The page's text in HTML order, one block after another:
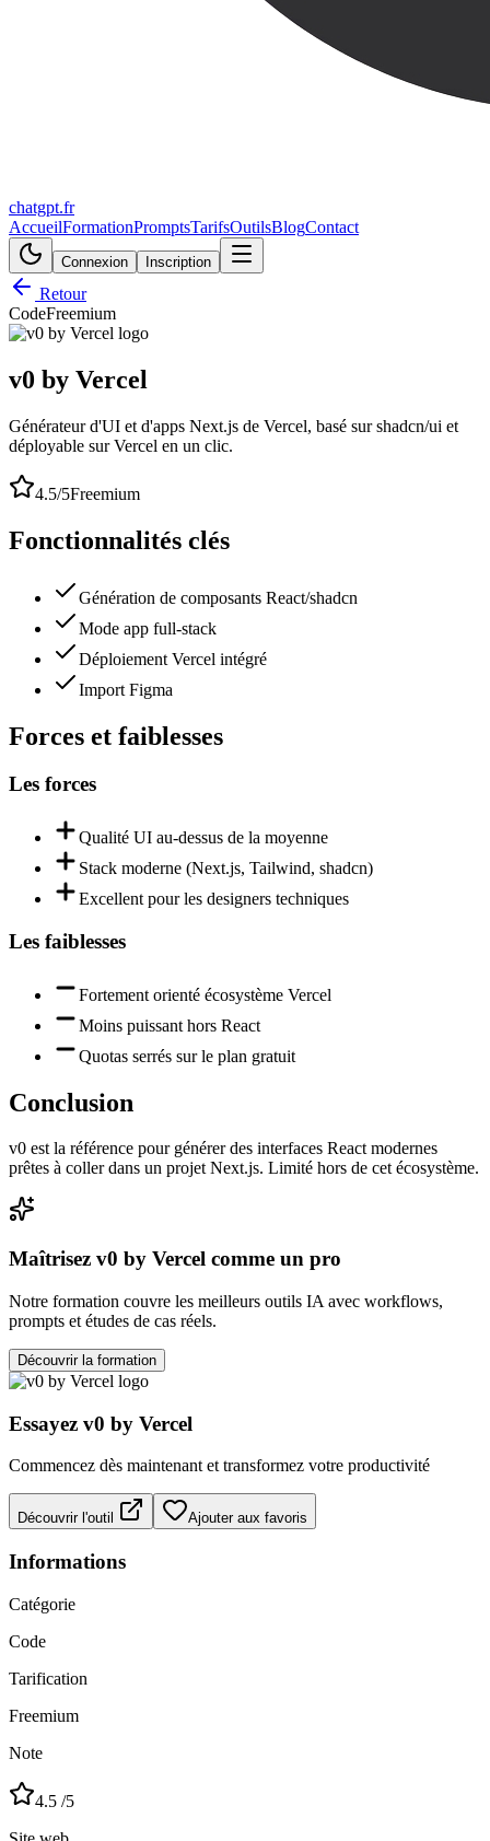
chatgpt.fr
AccueilFormationPromptsTarifsOutilsBlogContact
Connexion Inscription
Retour
CodeFreemium
v0 by Vercel
Générateur d'UI et d'apps Next.js de Vercel, basé sur shadcn/ui et
déployable sur Vercel en un clic.
4.5/5Freemium
Fonctionnalités clés
Génération de composants React/shadcn
Mode app full-stack
Déploiement Vercel intégré
Import Figma
Forces et faiblesses
Les forces
Qualité UI au-dessus de la moyenne
Stack moderne (Next.js, Tailwind, shadcn)
Excellent pour les designers techniques
Les faiblesses
Fortement orienté écosystème Vercel
Moins puissant hors React
Quotas serrés sur le plan gratuit
Conclusion
v0 est la référence pour générer des interfaces React modernes
prêtes à coller dans un projet Next.js. Limité hors de cet écosystème.
Maîtrisez v0 by Vercel comme un pro
Notre formation couvre les meilleurs outils IA avec workflows,
prompts et études de cas réels.
Découvrir la formation
Essayez v0 by Vercel
Commencez dès maintenant et transformez votre productivité
Découvrir l'outil Ajouter aux favoris
Informations
Catégorie
Code
Tarification
Freemium
Note
4.5 /5